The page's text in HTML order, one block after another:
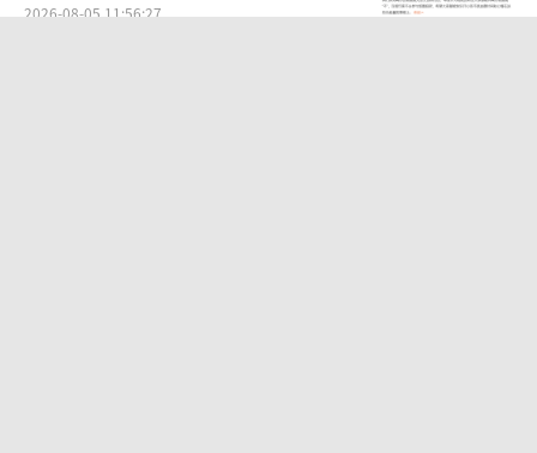
2026-08-05 11:56:27